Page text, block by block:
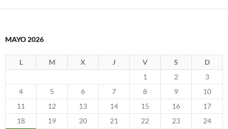
MAYO 2026
L M X J V S
D
1
2
3
4
5 6 7 8 9
10
11
12 13 14 15 16
17
18
19 20 21 22 23
24